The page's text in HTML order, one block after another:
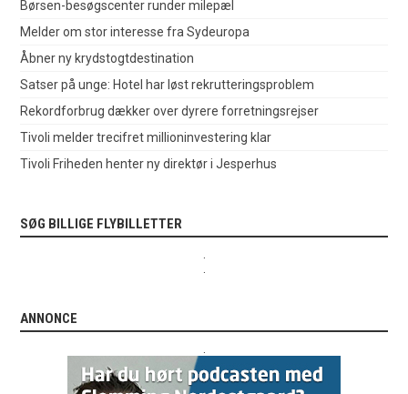
Børsen-besøgscenter runder milepæl
Melder om stor interesse fra Sydeuropa
Åbner ny krydstogtdestination
Satser på unge: Hotel har løst rekrutteringsproblem
Rekordforbrug dækker over dyrere forretningsrejser
Tivoli melder trecifret millioninvestering klar
Tivoli Friheden henter ny direktør i Jesperhus
SØG BILLIGE FLYBILLETTER
ANNONCE